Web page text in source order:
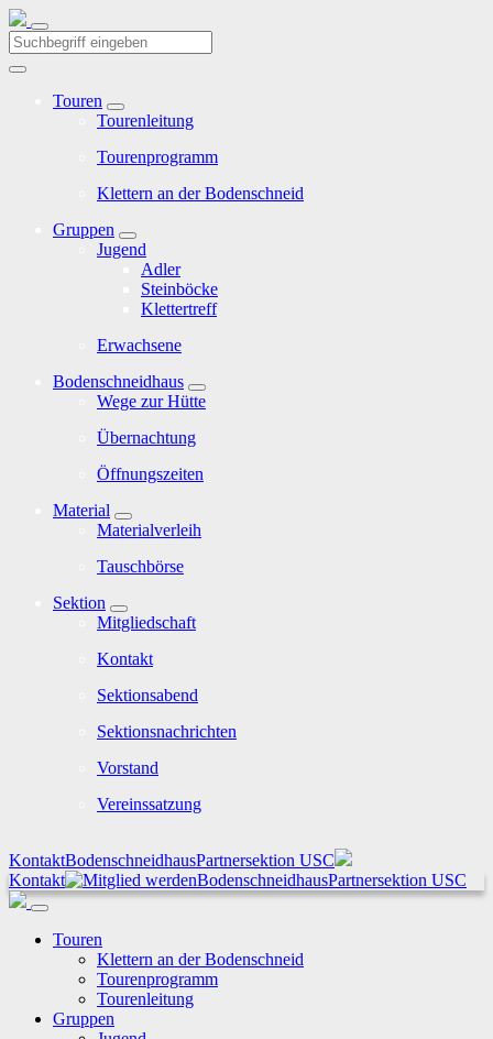
Touren
Tourenleitung
Tourenprogramm
Klettern an der Bodenschneid
Gruppen
Jugend
Adler
Steinböcke
Klettertreff
Erwachsene
Bodenschneidhaus
Wege zur Hütte
Übernachtung
Öffnungszeiten
Material
Materialverleih
Tauschbörse
Sektion
Mitgliedschaft
Kontakt
Sektionsabend
Sektionsnachrichten
Vorstand
Vereinssatzung
KontaktBodenschneidhausPartnersektion USC
Kontakt
BodenschneidhausPartnersektion USC
Touren
Klettern an der Bodenschneid
Tourenprogramm
Tourenleitung
Gruppen